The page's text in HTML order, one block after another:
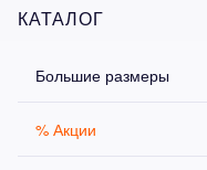
КАТАЛОГ
Большие размеры
% Акции